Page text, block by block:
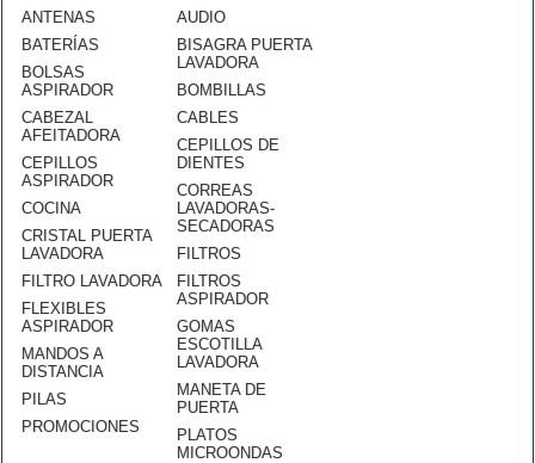
ANTENAS
BATERÍAS
BOLSAS
ASPIRADOR
CABEZAL
AFEITADORA
CEPILLOS
ASPIRADOR
COCINA
CRISTAL PUERTA
LAVADORA
FILTRO LAVADORA
FLEXIBLES
ASPIRADOR
MANDOS A
DISTANCIA
PILAS
PROMOCIONES
AUDIO
BISAGRA PUERTA
LAVADORA
BOMBILLAS
CABLES
CEPILLOS DE
DIENTES
CORREAS
LAVADORAS-
SECADORAS
FILTROS
FILTROS
ASPIRADOR
GOMAS
ESCOTILLA
LAVADORA
MANETA DE
PUERTA
PLATOS
MICROONDAS